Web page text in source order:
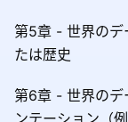
第5章 - 世界のデ
たは歴史
第6章 - 世界のデ
ンテーション（